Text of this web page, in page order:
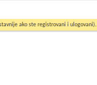
ako ste registrovani i ulogovani).